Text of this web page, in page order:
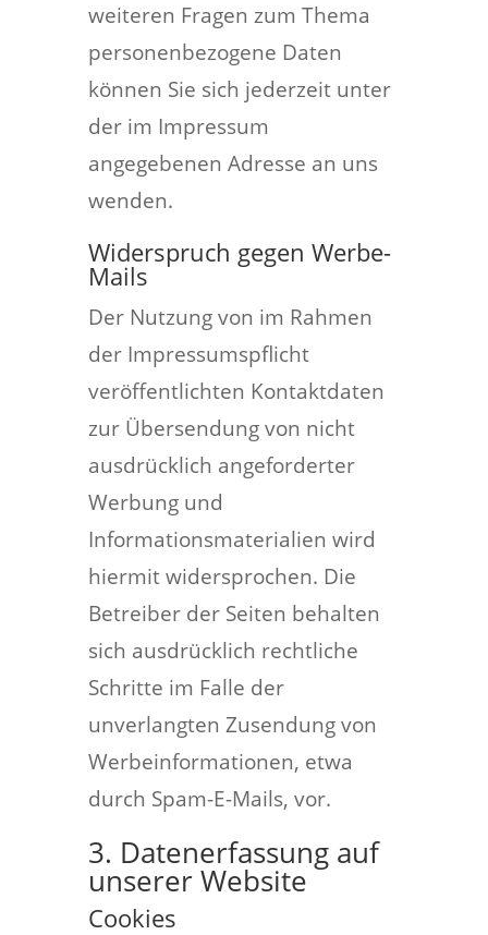
weiteren Fragen zum Thema
personenbezogene Daten
können Sie sich jederzeit unter
der im Impressum
angegebenen Adresse an uns
wenden.
Widerspruch gegen Werbe-
Mails
Der Nutzung von im Rahmen
der Impressumspflicht
veröffentlichten Kontaktdaten
zur Übersendung von nicht
ausdrücklich angeforderter
Werbung und
Informationsmaterialien wird
hiermit widersprochen. Die
Betreiber der Seiten behalten
sich ausdrücklich rechtliche
Schritte im Falle der
unverlangten Zusendung von
Werbeinformationen, etwa
durch Spam-E-Mails, vor.
3. Datenerfassung auf
unserer Website
Cookies